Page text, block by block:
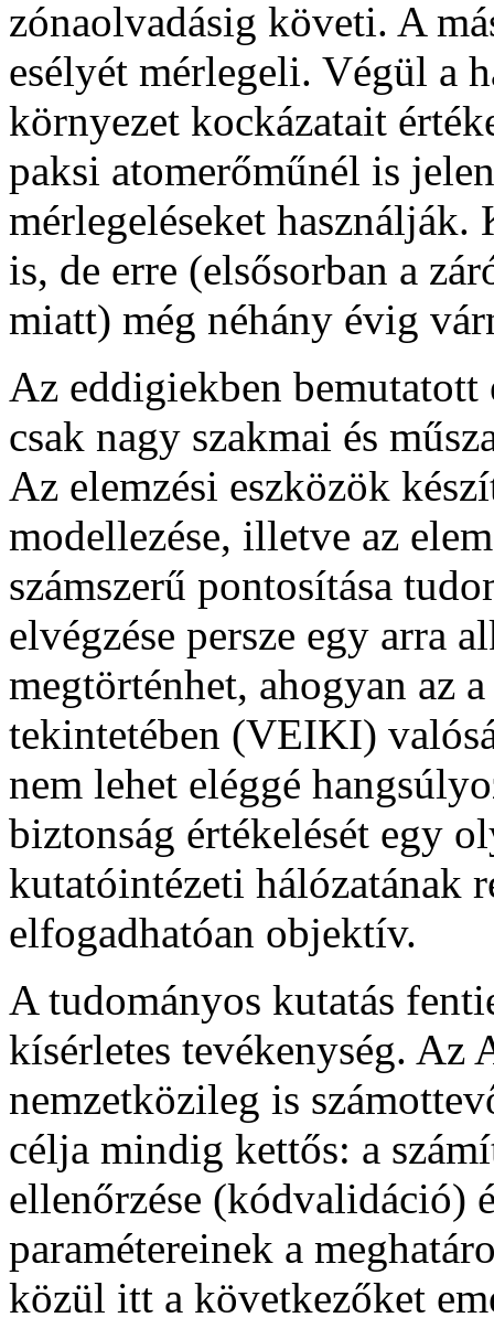
zónaolvadásig követi. A
esélyét mérlegeli. Végül a
környezet kockázatait
paksi atomerőműnél is
mérlegeléseket használják.
is, de erre (elsősorban a
miatt) még néhány évig
Az eddigiekben bemutatott
csak nagy szakmai és
Az elemzési eszközök
modellezése, illetve az
számszerű pontosítása
elvégzése persze egy arra
megtörténhet, ahogyan az
tekintetében (VEIKI)
nem lehet eléggé
biztonság értékelését egy
kutatóintézeti hálózatának
elfogadhatóan objektív.
A tudományos kutatás
kísérletes tevékenység.
nemzetközileg is
célja mindig kettős: a
ellenőrzése (kódvalidáció)
paramétereinek a
közül itt a következőket